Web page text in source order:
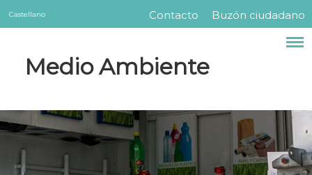
Pasar
al
principal
Castellano
Menú
superior
Contacto Buzón ciudadano
Medio Ambiente